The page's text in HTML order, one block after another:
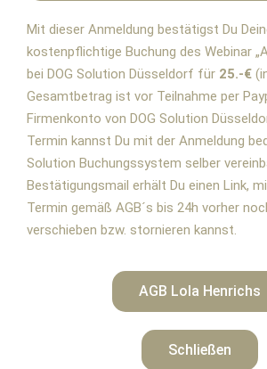
Mit dieser Anmeldung bestätigst Du
kostenpflichtige Buchung des Webinar
bei DOG Solution Düsseldorf für 25.-€
Gesamtbetrag ist vor Teilnahme per
Firmenkonto von DOG Solution
Termin kannst Du mit der Anmeldung
Solution Buchungssystem selber
Bestätigungsmail erhält Du einen Link,
Termin gemäß AGB´s bis 24h vorher
verschieben bzw. stornieren kannst.
AGB Lola Henrichs
Schließen